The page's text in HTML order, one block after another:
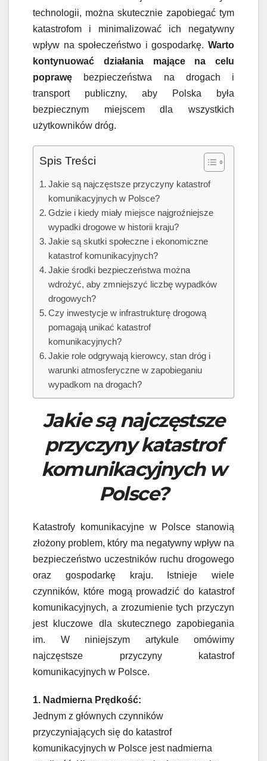
technologii, można skutecznie zapobiegać tym
katastrofom i minimalizować ich negatywny
wpływ na społeczeństwo i gospodarkę. Warto
kontynuować działania mające na celu
poprawę bezpieczeństwa na drogach i
transport publiczny, aby Polska była
bezpiecznym miejscem dla wszystkich
użytkowników dróg.
Spis Treści
Jakie są najczęstsze przyczyny katastrof
komunikacyjnych w Polsce?
Gdzie i kiedy miały miejsce najgroźniejsze
wypadki drogowe w historii kraju?
Jakie są skutki społeczne i ekonomiczne
katastrof komunikacyjnych?
Jakie środki bezpieczeństwa można
wdrożyć, aby zmniejszyć liczbę wypadków
drogowych?
Czy inwestycje w infrastrukturę drogową
pomagają unikać katastrof
komunikacyjnych?
Jakie role odgrywają kierowcy, stan dróg i
warunki atmosferyczne w zapobieganiu
wypadkom na drogach?
Jakie są najczęstsze
przyczyny katastrof
komunikacyjnych w
Polsce?
Katastrofy komunikacyjne w Polsce stanowią
złożony problem, który ma negatywny wpływ na
bezpieczeństwo uczestników ruchu drogowego
oraz gospodarkę kraju. Istnieje wiele
czynników, które mogą prowadzić do katastrof
komunikacyjnych, a zrozumienie tych przyczyn
jest kluczowe dla skutecznego zapobiegania
im. W niniejszym artykule omówimy
najczęstsze przyczyny katastrof
komunikacyjnych w Polsce.
1. Nadmierna Prędkość:
Jednym z głównych czynników
przyczyniających się do katastrof
komunikacyjnych w Polsce jest nadmierna